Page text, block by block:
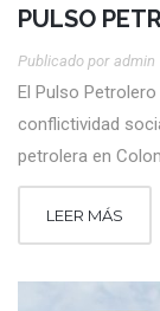
PULSO
Publicado por Admin
El Pulso
conflictividad
petrolera en
LEER MÁS